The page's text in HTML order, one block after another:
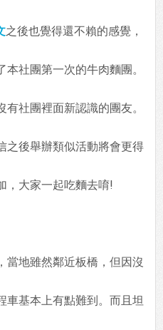
之後也覺得還不賴的感覺，
社團第一次的牛肉麵團。
社團裡面新認識的團友。
之後舉辦類似活動將會更得
，大家一起吃麵去唷!
當地雖然鄰近板橋，但因沒
車基本上有點難到。而且坦